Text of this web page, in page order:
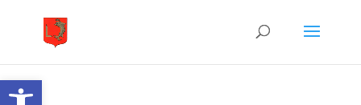
Ouvrir la barre d’outils